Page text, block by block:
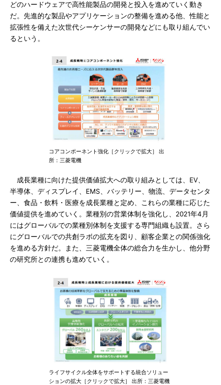
どのハードウェアで高性能製品の開発と投入を進めていく動き
だ。先進的な製品やアプリケーションの整備を進める他、性能と
拡張性を備えた次世代シーケンサーの開発などにも取り組んでい
るという。
コアコンポーネント強化［クリックで拡大］ 出
所：三菱電機
成長業種に向けた提供価値拡大への取り組みとしては、EV、
半導体、ディスプレイ、EMS、バッテリー、物流、データセンタ
ー、食品・飲料・医療を成長業種と定め、これらの業種に応じた
価値提供を進めていく。業種別の営業体制を強化し、2021年4月
にはグローバルでの業種別体制を支援する専門組織も設置。さら
にグローバルでの共創ラボの拡充を図り、顧客企業との関係強化
を進める方針だ。また、三菱電機全体の総合力を生かし、他分野
の研究所との連携も進めていく。
ライフサイクル全体をサポートする統合ソリュー
ションの拡大［クリックで拡大］ 出所：三菱電機